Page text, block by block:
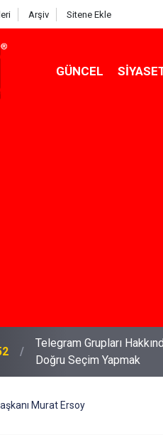
Arşiv Sitene Ekle
GÜNCEL
İş Davaları: Haklarınızı
Murat Ersoy